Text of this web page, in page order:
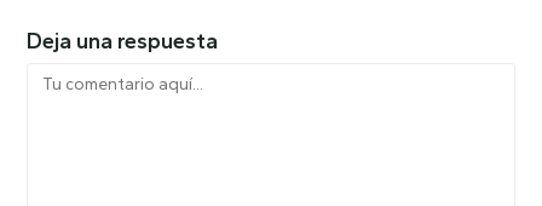
Deja una respuesta
Comentario